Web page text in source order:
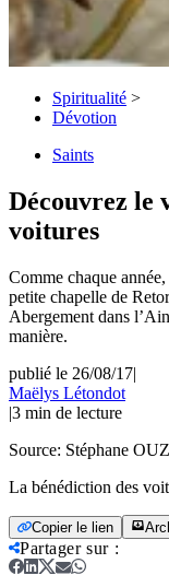
Spiritualité >
Dévotion
Saints
Découvrez le
voitures
Comme chaque
petite chapelle de
Abergement dans
manière.
publié le 26/08/17|
Maëlys Létondot
|3 min de lecture
Source: Stéphane
La bénédiction des
Copier le lien
Partager sur: